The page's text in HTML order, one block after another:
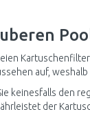
auf,
keinesfalls den
der